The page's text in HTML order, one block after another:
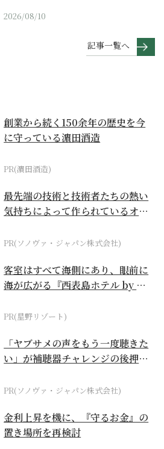
2026/08/10
記事一覧へ
創業から続く150余年の歴史を今
に守っている濵田酒造
PR(濵田酒造)
最先端の技術と技術者たちの熱い
気持ちによって作られているオー
PR(ソノヴァ・ジャパン株式会社)
客室はすべて海側にあり、眼前に
海が広がる『西表島ホテル by 星
PR(星野リゾート)
「ヤブサメの声をもう一度聴きた
い」が補聴器チャレンジの後押し
PR(ソノヴァ・ジャパン株式会社)
金利上昇を機に、『守るお金』の
置き場所を再検討